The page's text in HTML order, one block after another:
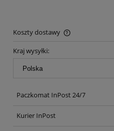
Koszty dostawy
Cena nie zawiera
Kraj wysyłki:
Paczkomat InPost 24/7
Kurier InPost